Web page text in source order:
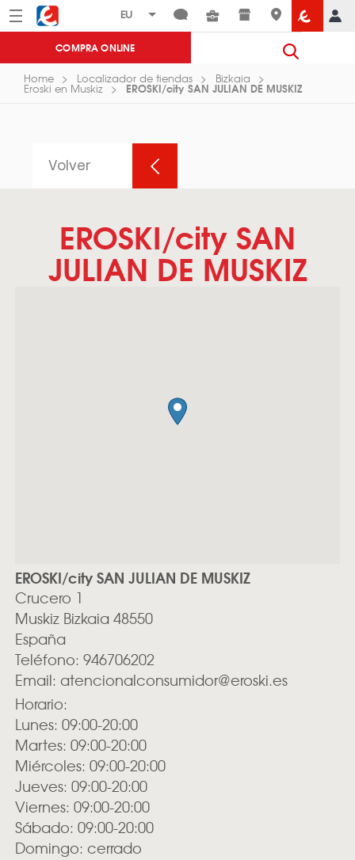
Menú Eroski
COMPRA ONLINE
Home Localizador de tiendas Bizkaia
Eroski en Muskiz EROSKI/city SAN JULIAN DE MUSKIZ
Volver
EROSKI/city SAN
JULIAN DE MUSKIZ
EROSKI/city SAN JULIAN DE MUSKIZ
Crucero 1
Muskiz Bizkaia 48550
España
Teléfono: 946706202
Email: atencionalconsumidor@eroski.es
Horario:
Lunes: 09:00-20:00
Martes: 09:00-20:00
Miércoles: 09:00-20:00
Jueves: 09:00-20:00
Viernes: 09:00-20:00
Sábado: 09:00-20:00
Domingo: cerrado